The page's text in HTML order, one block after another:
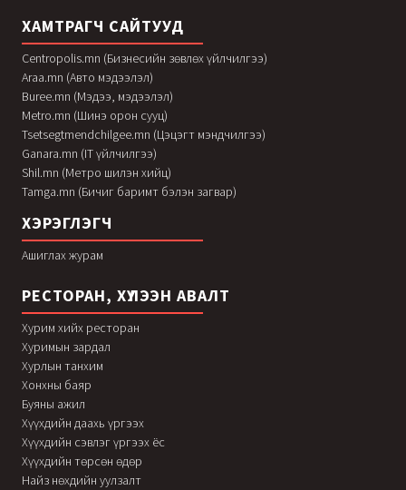
ХАМТРАГЧ САЙТУУД
Centropolis.mn (Бизнесийн зөвлөх үйлчилгээ)
Araa.mn (Авто мэдээлэл)
Buree.mn (Мэдээ, мэдээлэл)
Metro.mn (Шинэ орон сууц)
Tsetsegtmendchilgee.mn (Цэцэгт мэндчилгээ)
Ganara.mn (IT үйлчилгээ)
Shil.mn (Метро шилэн хийц)
Tamga.mn (Бичиг баримт бэлэн загвар)
ХЭРЭГЛЭГЧ
Ашиглах журам
РЕСТОРАН, ХҮЛЭЭН АВАЛТ
Хурим хийх ресторан
Хуримын зардал
Хурлын танхим
Хонхны баяр
Буяны ажил
Хүүхдийн даахь үргээх
Хүүхдийн сэвлэг үргээх ёс
Хүүхдийн төрсөн өдөр
Найз нөхдийн уулзалт